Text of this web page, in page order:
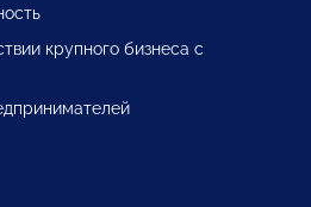
крупного бизнеса с